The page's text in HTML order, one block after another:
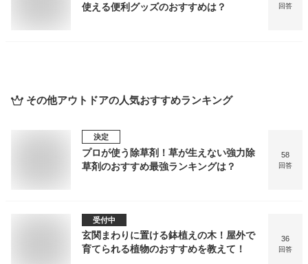
使える便利グッズのおすすめは？
回答
その他アウトドアの人気おすすめランキング
決定
プロが使う除草剤！草が生えない強力除
草剤のおすすめ最強ランキングは？
58
回答
受付中
玄関まわりに置ける鉢植えの木！屋外で
育てられる植物のおすすめを教えて！
36
回答